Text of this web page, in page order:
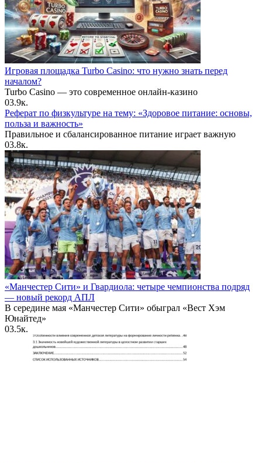
Игровая площадка Turbo Casino: что нужно знать перед
началом?
Turbo Casino — это современное онлайн-казино
03.9к.
Реферат по физкультуре на тему: «Здоровое питание: основы,
польза и важность»
Правильное и сбалансированное питание играет важную
03.8к.
«Манчестер Сити» и Гвардиола: четыре чемпионства подряд
— новый рекорд АПЛ
В середине мая «Манчестер Сити» обыграл «Вест Хэм
Юнайтед»
03.5к.